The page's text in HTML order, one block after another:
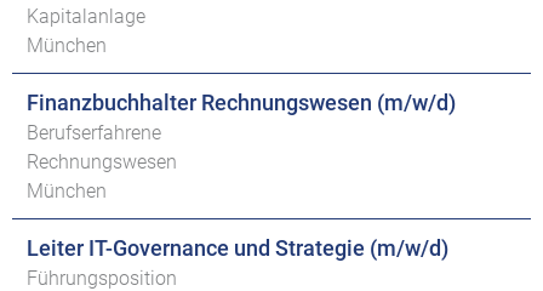
Kapitalanlage
München
Finanzbuchhalter Rechnungswesen (m/w/d)
Berufserfahrene
Rechnungswesen
München
Leiter IT-Governance und Strategie (m/w/d)
Führungsposition